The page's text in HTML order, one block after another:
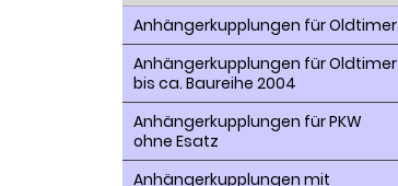
Anhängerkupplungen für Oldtimer
Anhängerkupplungen für Oldtimer
bis ca. Baureihe 2004
Anhängerkupplungen für PKW
ohne Esatz
Anhängerkupplungen mit